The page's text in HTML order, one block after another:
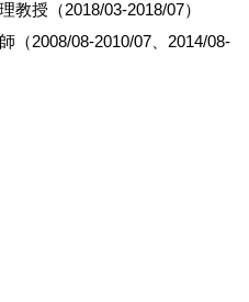
教授（2018/03-2018/07）
（2008/08-2010/07、2014/08-